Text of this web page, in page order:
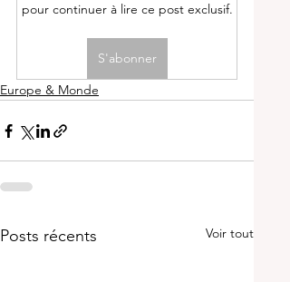
pour continuer à lire ce post exclusif.
S'abonner
Europe & Monde
Posts récents Voir tout